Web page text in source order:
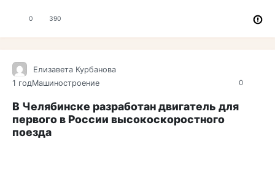
0 390
0
Елизавета Курбанова
1 годМашиностроение
В Челябинске разработан двигатель для
первого в России высокоскоростного
поезда